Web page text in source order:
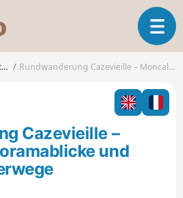
s
o
T
o
l
n
Rundwanderung Cazevieille – Moncalm, Panoramablicke und schöne Wanderwege
Cazevieille –
und